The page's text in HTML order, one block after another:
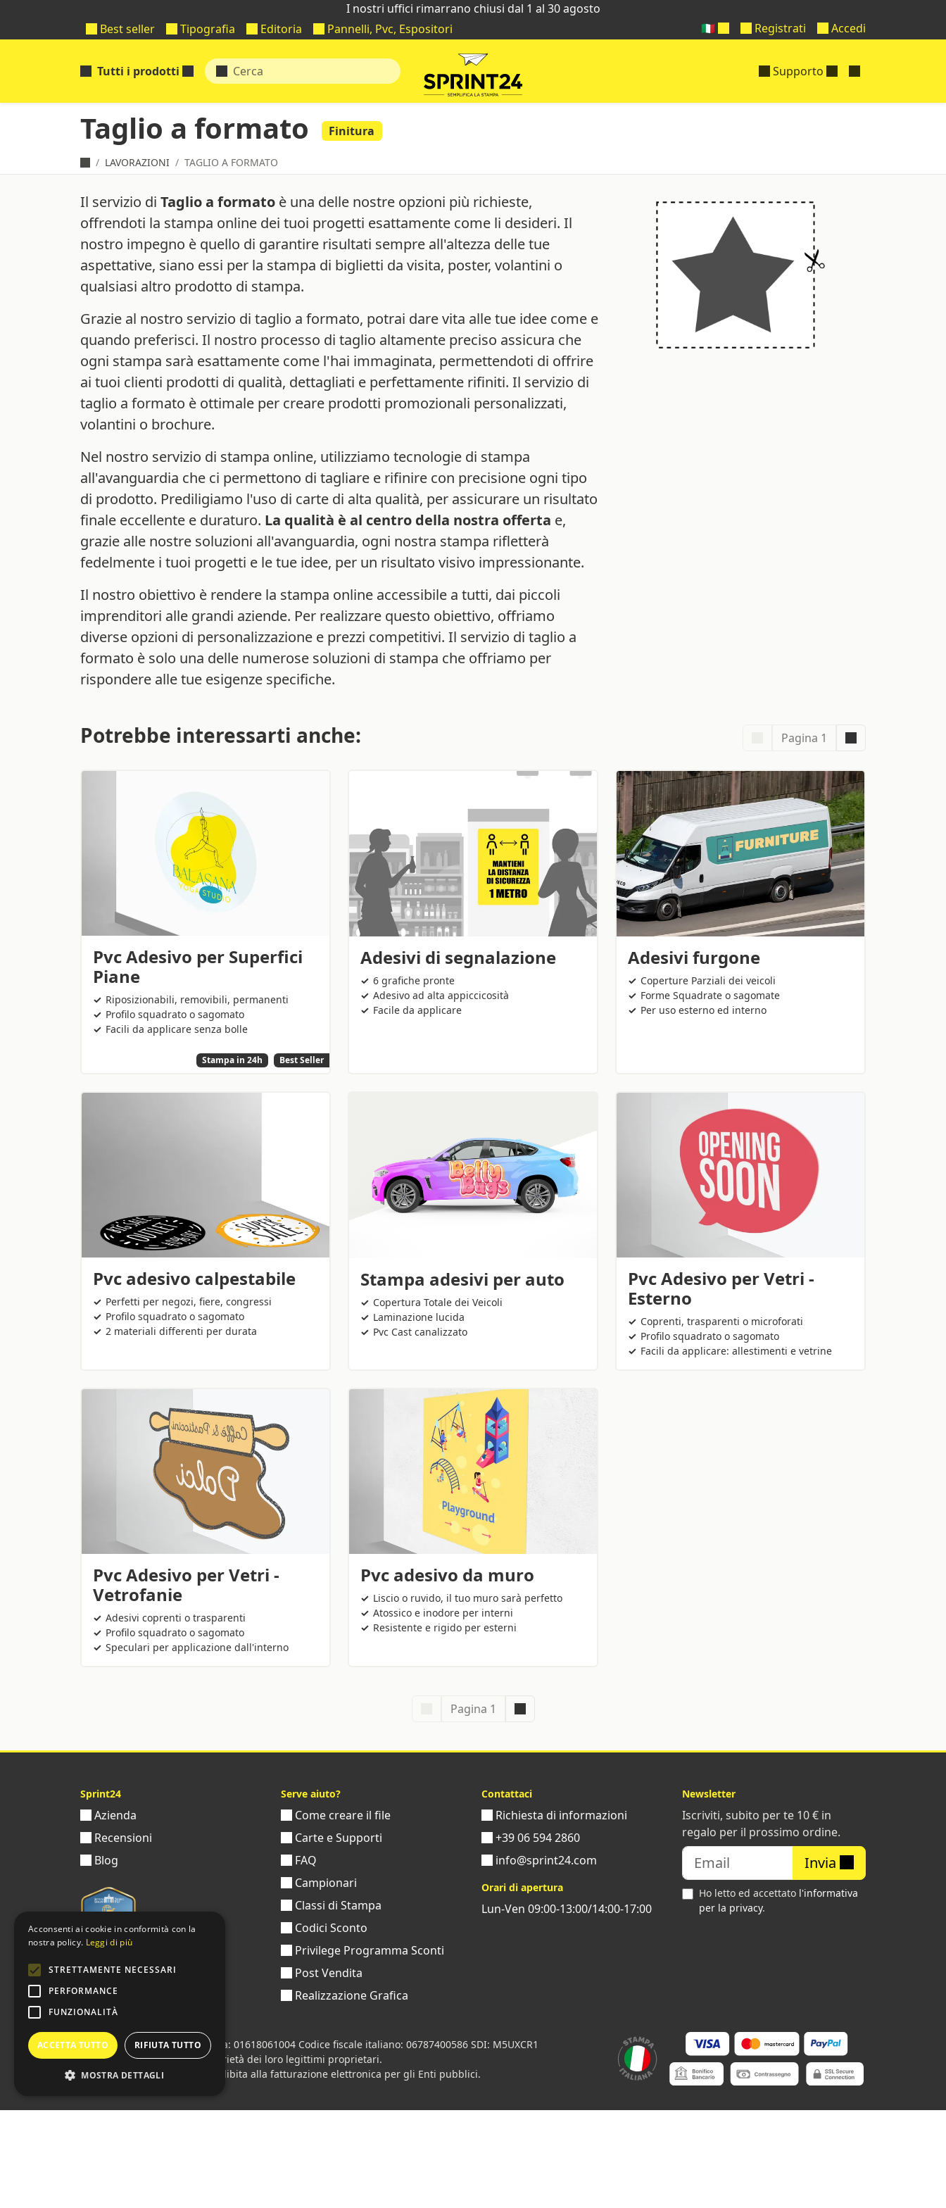
I nostri uffici rimarrano chiusi dal 1 al 30 agosto
Best seller
Tipografia Editoria Pannelli, Pvc, Espositori Registrati Accedi
🇮🇹
Tutti i prodotti Supporto
Taglio a formato Finitura
LAVORAZIONI TAGLIO A FORMATO
Il servizio di Taglio a formato è una delle nostre opzioni più richieste,
offrendoti la stampa online dei tuoi progetti esattamente come li desideri. Il
nostro impegno è quello di garantire risultati sempre all'altezza delle tue
aspettative, siano essi per la stampa di biglietti da visita, poster, volantini o
qualsiasi altro prodotto di stampa.
Grazie al nostro servizio di taglio a formato, potrai dare vita alle tue idee come e
quando preferisci. Il nostro processo di taglio altamente preciso assicura che
ogni stampa sarà esattamente come l'hai immaginata, permettendoti di offrire
ai tuoi clienti prodotti di qualità, dettagliati e perfettamente rifiniti. Il servizio di
taglio a formato è ottimale per creare prodotti promozionali personalizzati,
volantini o brochure.
Nel nostro servizio di stampa online, utilizziamo tecnologie di stampa
all'avanguardia che ci permettono di tagliare e rifinire con precisione ogni tipo
di prodotto. Prediligiamo l'uso di carte di alta qualità, per assicurare un risultato
finale eccellente e duraturo. La qualità è al centro della nostra offerta e,
grazie alle nostre soluzioni all'avanguardia, ogni nostra stampa rifletterà
fedelmente i tuoi progetti e le tue idee, per un risultato visivo impressionante.
Il nostro obiettivo è rendere la stampa online accessibile a tutti, dai piccoli
imprenditori alle grandi aziende. Per realizzare questo obiettivo, offriamo
diverse opzioni di personalizzazione e prezzi competitivi. Il servizio di taglio a
formato è solo una delle numerose soluzioni di stampa che offriamo per
rispondere alle tue esigenze specifiche.
Potrebbe interessarti anche: Pagina 1
Pvc Adesivo per Superfici
Piane
Riposizionabili, removibili, permanenti
Profilo squadrato o sagomato
Facili da applicare senza bolle
Best Seller
Stampa in 24h
Adesivi di segnalazione
6 grafiche pronte
Adesivo ad alta appiccicosità
Facile da applicare
Adesivi furgone
Coperture Parziali dei veicoli
Forme Squadrate o sagomate
Per uso esterno ed interno
Pvc adesivo calpestabile
Perfetti per negozi, fiere, congressi
Profilo squadrato o sagomato
2 materiali differenti per durata
Stampa adesivi per auto
Copertura Totale dei Veicoli
Laminazione lucida
Pvc Cast canalizzato
Pvc Adesivo per Vetri -
Esterno
Coprenti, trasparenti o microforati
Profilo squadrato o sagomato
Facili da applicare: allestimenti e vetrine
Pvc Adesivo per Vetri -
Vetrofanie
Adesivi coprenti o trasparenti
Profilo squadrato o sagomato
Speculari per applicazione dall'interno
Pvc adesivo da muro
Liscio o ruvido, il tuo muro sarà perfetto
Atossico e inodore per interni
Resistente e rigido per esterni
Pagina 1
Sprint24
Azienda
Recensioni
Blog
Serve aiuto?
Come creare il file
Carte e Supporti
FAQ
Campionari
Classi di Stampa
Codici Sconto
Privilege Programma Sconti
Post Vendita
Realizzazione Grafica
Contattaci
Richiesta di informazioni
+39 06 594 2860
info@sprint24.com
Orari di apertura
Lun-Ven 09:00-13:00/14:00-17:00
Newsletter
Iscriviti, subito per te 10 € in
regalo per il prossimo ordine.
Invia
Ho letto ed accettato l'informativa
per la privacy.
Sprint24 srl © 2026 • Partita iva: 01618061004 Codice fiscale italiano: 06787400586 SDI: M5UXCR1
Tutti i loghi citati sono di proprietà dei loro legittimi proprietari.
Azienda presente sul MEPA
adibita alla fatturazione elettronica per gli Enti pubblici.
Acconsenti ai cookie in conformità con la
nostra policy. Leggi di più
STRETTAMENTE NECESSARI
PERFORMANCE
FUNZIONALITÀ
ACCETTA TUTTO RIFIUTA TUTTO
MOSTRA DETTAGLI